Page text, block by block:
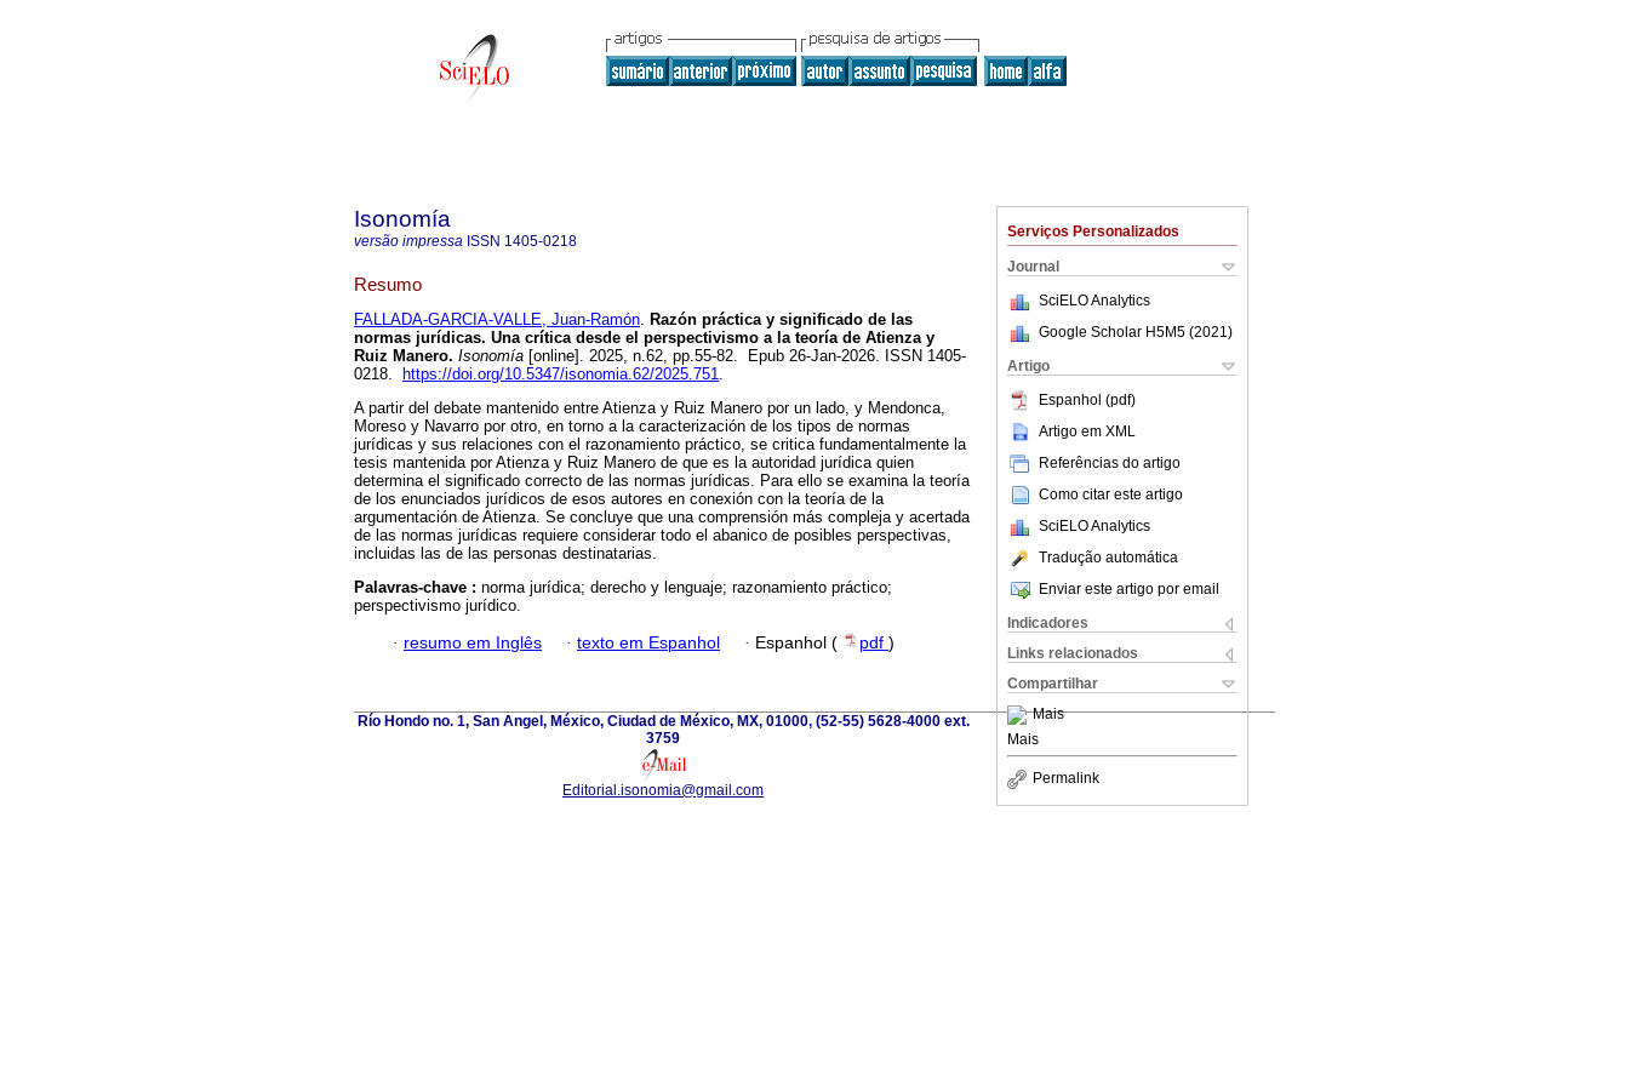
Serviços Personalizados
Journal
SciELO Analytics
Google Scholar H5M5 (2021 )
Artigo
Espanhol (pdf)
Artigo em XML
Referências do artigo
Como citar este artigo
SciELO Analytics
Tradução automática
Enviar este artigo por email
Indicadores
Links relacionados
Compartilhar
Mais
Mais
Permalink
Isonomía
versão impressa ISSN 1405-0218
Resumo
FALLADA-GARCIA-VALLE, Juan-Ramón. Razón práctica y significado de las
normas jurídicas. Una crítica desde el perspectivismo a la teoría de Atienza y
Ruiz Manero. Isonomía [online]. 2025, n.62, pp.55-82. Epub 26-Jan-2026. ISSN 1405-
0218.
https://doi.org/10.5347/isonomia.62/2025.751.
A partir del debate mantenido entre Atienza y Ruiz Manero por un lado, y Mendonca,
Moreso y Navarro por otro, en torno a la caracterización de los tipos de normas
jurídicas y sus relaciones con el razonamiento práctico, se critica fundamentalmente la
tesis mantenida por Atienza y Ruiz Manero de que es la autoridad jurídica quien
determina el significado correcto de las normas jurídicas. Para ello se examina la teoría
de los enunciados jurídicos de esos autores en conexión con la teoría de la
argumentación de Atienza. Se concluye que una comprensión más compleja y acertada
de las normas jurídicas requiere considerar todo el abanico de posibles perspectivas,
incluidas las de las personas destinatarias.
Palavras-chave : norma jurídica; derecho y lenguaje; razonamiento práctico;
perspectivismo jurídico.
· resumo em Inglês · texto em Espanhol · Espanhol ( pdf )
Río Hondo no. 1, San Angel, México, Ciudad de México, MX, 01000, (52-55) 5628-4000 ext.
3759
Editorial.isonomia@gmail.com